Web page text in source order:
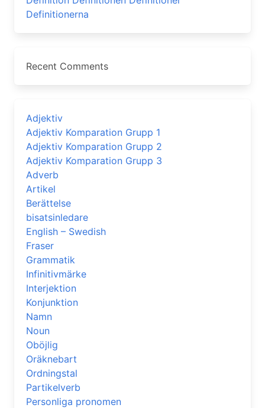
Definitionerna
Recent Comments
Adjektiv
Adjektiv Komparation Grupp 1
Adjektiv Komparation Grupp 2
Adjektiv Komparation Grupp 3
Adverb
Artikel
Berättelse
bisatsinledare
English – Swedish
Fraser
Grammatik
Infinitivmärke
Interjektion
Konjunktion
Namn
Noun
Oböjlig
Oräknebart
Ordningstal
Partikelverb
Personliga pronomen